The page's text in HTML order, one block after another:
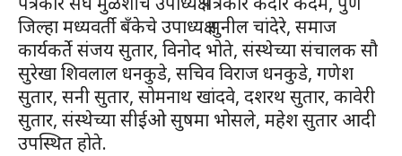
जिल्हा मध्यवर्ती बँकेचे उपाध्यक्ष सुनील चांदेरे, समाज
कार्यकर्ते संजय सुतार, विनोद भोते, संस्थेच्या संचालक सौ
सुरेखा शिवलाल धनकुडे, सचिव विराज धनकुडे, गणेश
सुतार, सनी सुतार, सोमनाथ खांदवे, दशरथ सुतार, कावेरी
सुतार, संस्थेच्या सीईओ सुषमा भोसले, महेश सुतार आदी
उपस्थित होते.